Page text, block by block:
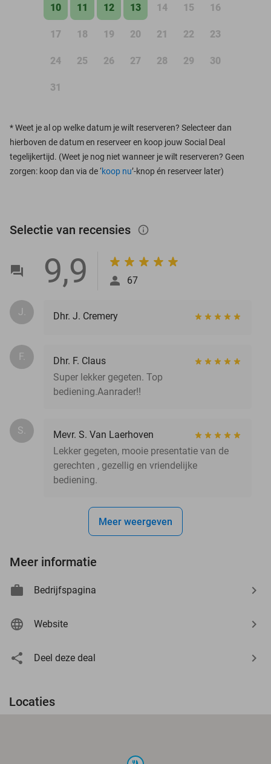
10 11 12 13 14 15 16
17 18 19 20 21 22 23
24 25 26 27 28 29 30
31
*Weet je al op welke datum je wilt reserveren? Selecteer dan
hierboven de datum en reserveer en koop jouw Social Deal
tegelijkertijd. (Weet je nog niet wanneer je wilt reserveren? Geen
zorgen: koop dan via de ‘koop nu’-knop én reserveer later)
Selectie van recensies info_outlined
9,9 67
J. Dhr. J. Cremery
F.
Dhr. F. Claus
Super lekker gegeten. Top
bediening.Aanrader!!
S.
Mevr. S. Van Laerhoven
Lekker gegeten, mooie presentatie van de
gerechten , gezellig en vriendelijke
bediening.
Meer weergeven
Meer informatie
Bedrijfspagina
Website
Deel deze deal
Locaties